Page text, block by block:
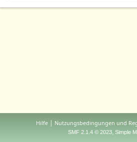
Hilfe | Nutzungsbedingungen und
SMF 2.1.4 © 2023, Simple